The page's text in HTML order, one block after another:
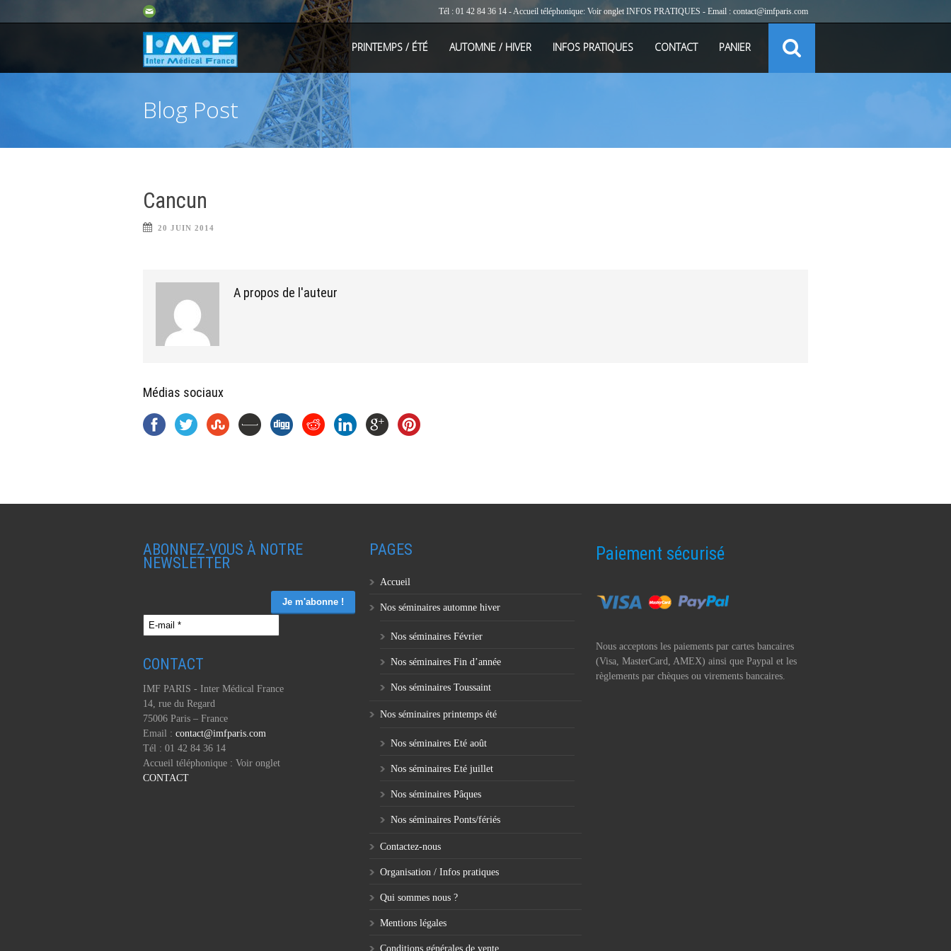
Tél : 01 42 84 36 14 - Accueil téléphonique: Voir onglet INFOS PRATIQUES - Email : contact@imfparis.com
PRINTEMPS / ÉTÉ AUTOMNE / HIVER INFOS PRATIQUES CONTACT PANIER
Blog Post
Cancun
20 JUIN 2014
A propos de l'auteur
Médias sociaux
ABONNEZ-VOUS À NOTRE
NEWSLETTER
CONTACT
IMF PARIS - Inter Médical France
14, rue du Regard
75006 Paris – France
Email : contact@imfparis.com
Tél : 01 42 84 36 14
Accueil téléphonique : Voir onglet
CONTACT
PAGES
Accueil
Nos séminaires automne hiver
Nos séminaires Février
Nos séminaires Fin d’année
Nos séminaires Toussaint
Nos séminaires printemps été
Nos séminaires Eté août
Nos séminaires Eté juillet
Nos séminaires Pâques
Nos séminaires Ponts/fériés
Contactez-nous
Organisation / Infos pratiques
Qui sommes nous ?
Mentions légales
Conditions générales de vente
Paiement sécurisé
Nous acceptons les paiements par cartes bancaires
(Visa, MasterCard, AMEX) ainsi que Paypal et les
règlements par chèques ou virements bancaires.